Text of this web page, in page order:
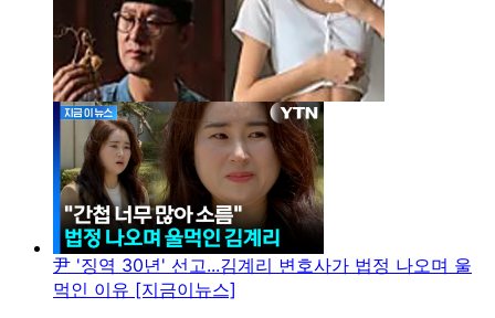
尹 '징역 30년' 선고...김계리 변호사가 법정 나오며 울
먹인 이유 [지금이뉴스]